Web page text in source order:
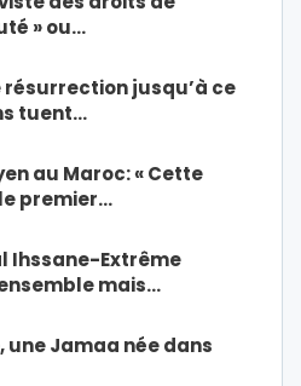
» ou…
résurrection jusqu’à ce
tuent…
au Maroc: « Cette
premier…
Ihssane-Extrême
mais…
une Jamaa née dans